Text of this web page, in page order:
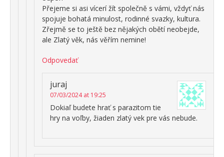
Přejeme si asi vícerí žít společně s vámi, vždyť nás
spojuje bohatá minulost, rodinné svazky, kultura.
Zřejmě se to ještě bez nějakých obětí neobejde,
ale Zlatý věk, nás věřím nemine!
Odpovedať
juraj
07/03/2024 at 19:25
Dokiaľ budete hrať s parazitom tie
hry na voľby, žiaden zlatý vek pre vás nebude.